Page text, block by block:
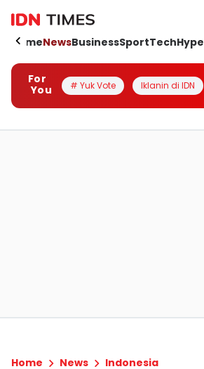
HomeNewsBusinessSportTechHype
For
You
# Yuk Vote Iklanin di IDN
Home News Indonesia